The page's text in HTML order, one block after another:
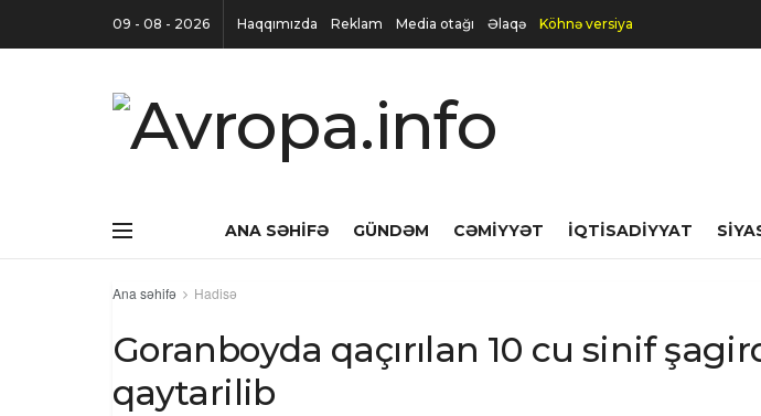
09 - 08 - 2026 Haqqımızda Reklam Media otağı Əlaqə Köhnə versiya
ANA SƏHIFƏ GÜNDƏM CƏMIYYƏT İQTISADIYYAT
Ana səhifə Hadisə
Goranboyda qaçırılan 10 cu sinif
qaytarilib